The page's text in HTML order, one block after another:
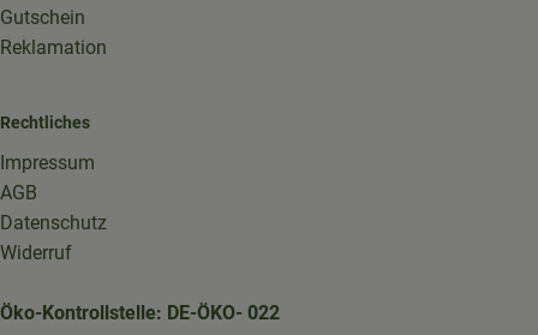
Gutschein
Reklamation
Rechtliches
Impressum
AGB
Datenschutz
Widerruf
Öko-Kontrollstelle: DE-ÖKO- 022